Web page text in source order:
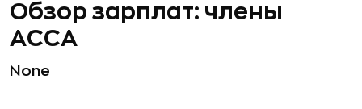
Обзор зарплат: члены
АССА
None